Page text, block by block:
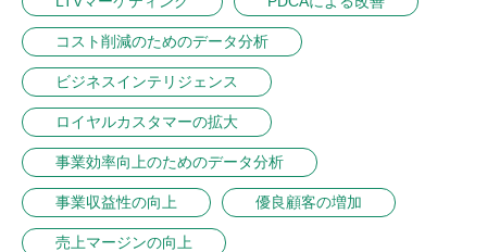
コスト削減のためのデータ分析
ビジネスインテリジェンス
ロイヤルカスタマーの拡大
事業効率向上のためのデータ分析
事業収益性の向上 優良顧客の増加
売上マージンの向上